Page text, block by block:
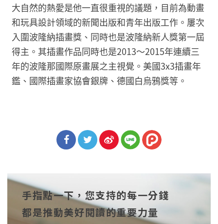
大自然的熱愛是他一直很重視的議題，目前為動畫
和玩具設計領域的新聞出版和青年出版工作。屢次
入圍波隆納插畫獎、同時也是波隆納新人獎第一屆
得主。其插畫作品同時也是2013～2015年連續三
年的波隆那國際原畫展之主視覺。美國3x3插畫年
鑑、國際插畫家協會銀牌、德國白烏鴉獎等。
cebo
ok
witt
er
博
手指點一下，您支持的每一分錢
都是推動美好閱讀的重要力量